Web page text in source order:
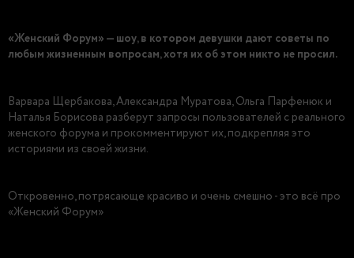
«Женский Форум» — шоу, в котором девушки дают советы по
любым жизненным вопросам, хотя их об этом никто не просил.
Варвара Щербакова, Александра Муратова, Ольга Парфенюк и
Наталья Борисова разберут запросы пользователей с реального
женского форума и прокомментируют их, подкрепляя это
историями из своей жизни.
Откровенно, потрясающе красиво и очень смешно - это всё про
«Женский Форум»